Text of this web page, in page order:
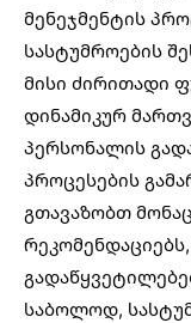
მენეჯმენტის
სასტუმროების
მისი ძირითადი
დინამიკურ
პერსონალის
პროცესების
გთავაზობთ
საბოლოდ,